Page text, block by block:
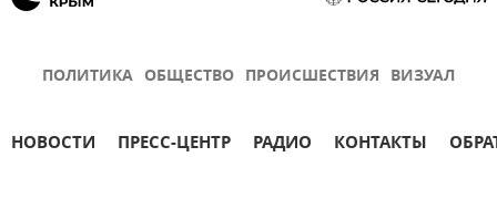
ПОЛИТИКА ОБЩЕСТВО ПРОИСШЕСТВИЯ ВИЗУАЛ
НОВОСТИ ПРЕСС-ЦЕНТР РАДИО КОНТАКТЫ